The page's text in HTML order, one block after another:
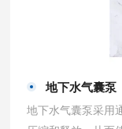
地下水气囊泵
地下水气囊泵采用